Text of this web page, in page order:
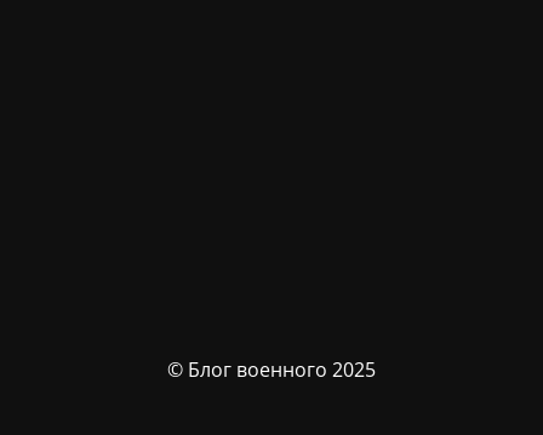
© Блог военного 2025